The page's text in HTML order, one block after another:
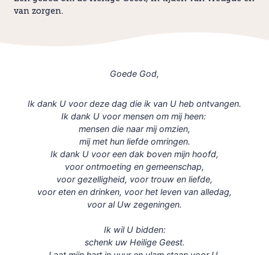
van zorgen.
Goede God,
Ik dank U voor deze dag die ik van U heb ontvangen.
Ik dank U voor mensen om mij heen:
mensen die naar mij omzien,
mij met hun liefde omringen.
Ik dank U voor een dak boven mijn hoofd,
voor ontmoeting en gemeenschap,
voor gezelligheid, voor trouw en liefde,
voor eten en drinken, voor het leven van alledag,
voor al Uw zegeningen.
Ik wil U bidden:
schenk uw Heilige Geest.